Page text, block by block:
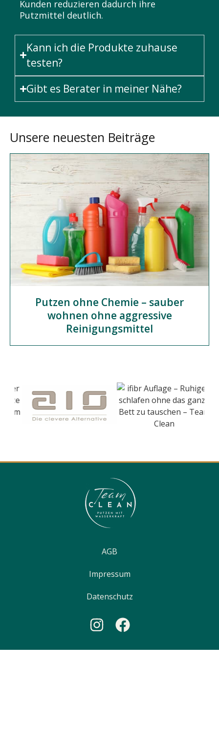
Kunden reduzieren dadurch ihre
Putzmittel deutlich.
Kann ich die Produkte zuhause
testen?
Gibt es Berater in meiner Nähe?
Unsere neuesten Beiträge
Putzen ohne Chemie – sauber
wohnen ohne aggressive
Reinigungsmittel
AGB
Impressum
Datenschutz